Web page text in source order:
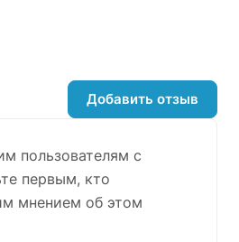
пользователям с
первым, кто
мнением об этом
Добавить отзыв